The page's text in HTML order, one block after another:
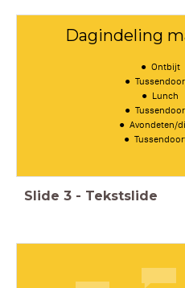
Dagindeling
Ontbijt
Lunch
Avondeten/
Slide 3 - Tekstslide